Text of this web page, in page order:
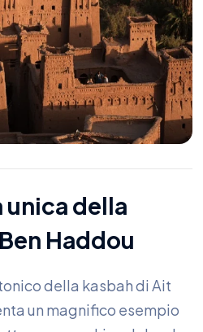
della
Haddou
della kasbah di Ait
un magnifico esempio